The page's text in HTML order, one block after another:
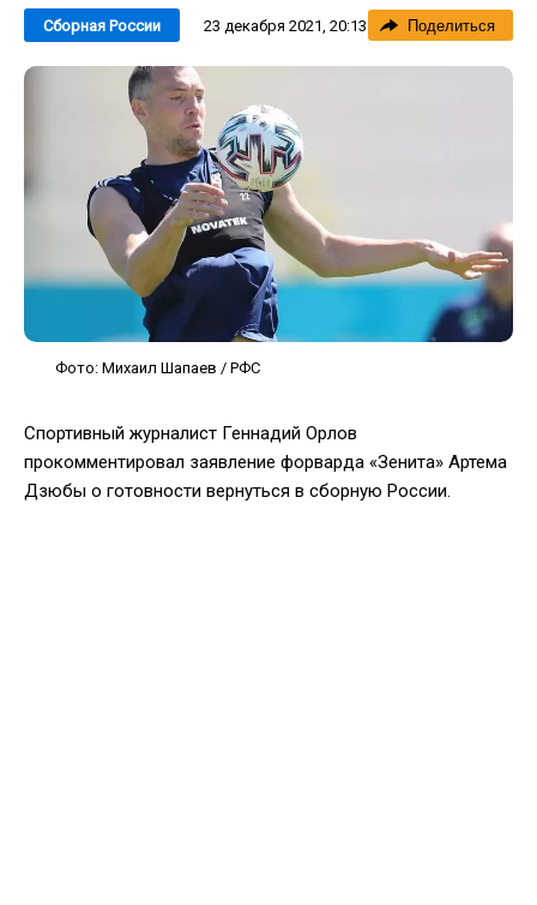
Сборная России 23 декабря 2021, 20:13 Поделиться
Фото: Михаил Шапаев / РФС
Спортивный журналист Геннадий Орлов
прокомментировал заявление форварда «Зенита» Артема
Дзюбы о готовности вернуться в сборную России.